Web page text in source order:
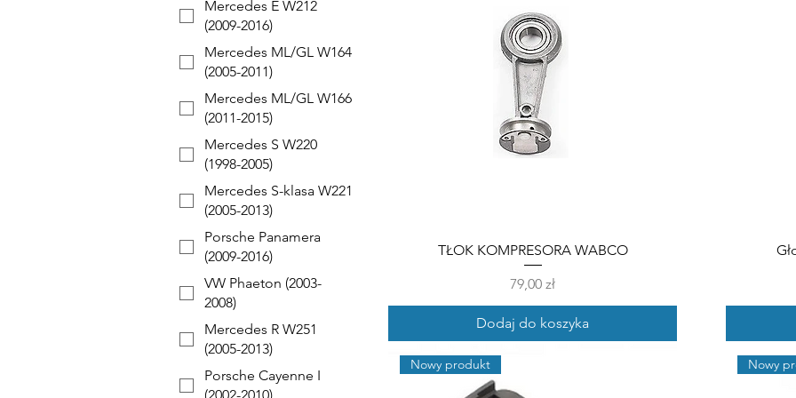
Mercedes E W212
(2009-2016)
Mercedes ML/GL W164
(2005-2011)
Mercedes ML/GL W166
(2011-2015)
Mercedes S W220
(1998-2005)
Mercedes S-klasa W221
(2005-2013)
Porsche Panamera
(2009-2016)
VW Phaeton (2003-
2008)
Mercedes R W251
(2005-2013)
Porsche Cayenne I
TŁOK KOMPRESORA WABCO
Cena
79,00 zł
Dodaj do koszyka
Nowy produkt Nowy